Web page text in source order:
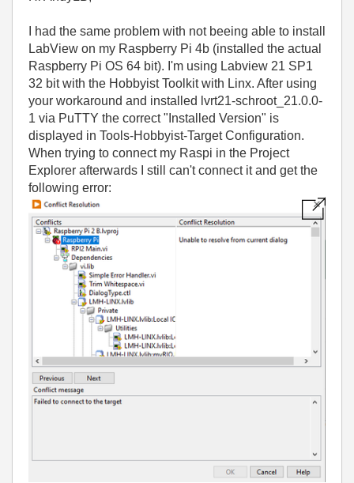
I had the same problem with not beeing able to install
LabView on my Raspberry Pi 4b (installed the actual
Raspberry Pi OS 64 bit). I'm using Labview 21 SP1
32 bit with the Hobbyist Toolkit with Linx. After using
your workaround and installed lvrt21-schroot_21.0.0-
1 via PuTTY the correct "Installed Version" is
displayed in Tools-Hobbyist-Target Configuration.
When trying to connect my Raspi in the Project
Explorer afterwards I still can't connect it and get the
following error: